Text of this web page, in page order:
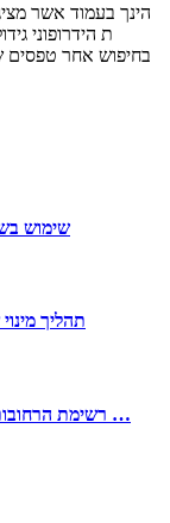
ת הידרופוני
בחיפוש אחר טפסים
שימוש
תהליך
3.2. רשימת הרחובות, שאירעו בהם לפחות 2 תאונות בשנת 2020 …